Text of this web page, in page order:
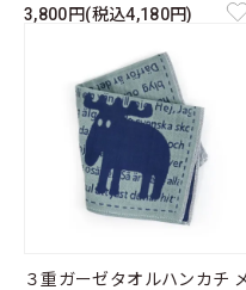
3,800円(税込4,180円)
３重ガーゼタオルハンカチ